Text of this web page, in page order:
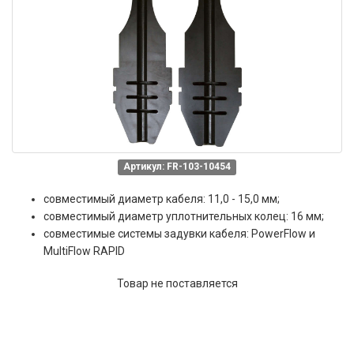
Артикул: FR-103-10454
совместимый диаметр кабеля: 11,0 - 15,0 мм;
совместимый диаметр уплотнительных колец: 16 мм;
совместимые системы задувки кабеля: PowerFlow и
MultiFlow RAPID
Товар не поставляется